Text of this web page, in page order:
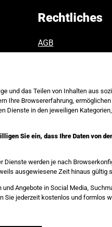
Rechtliches
AGB
Impressum